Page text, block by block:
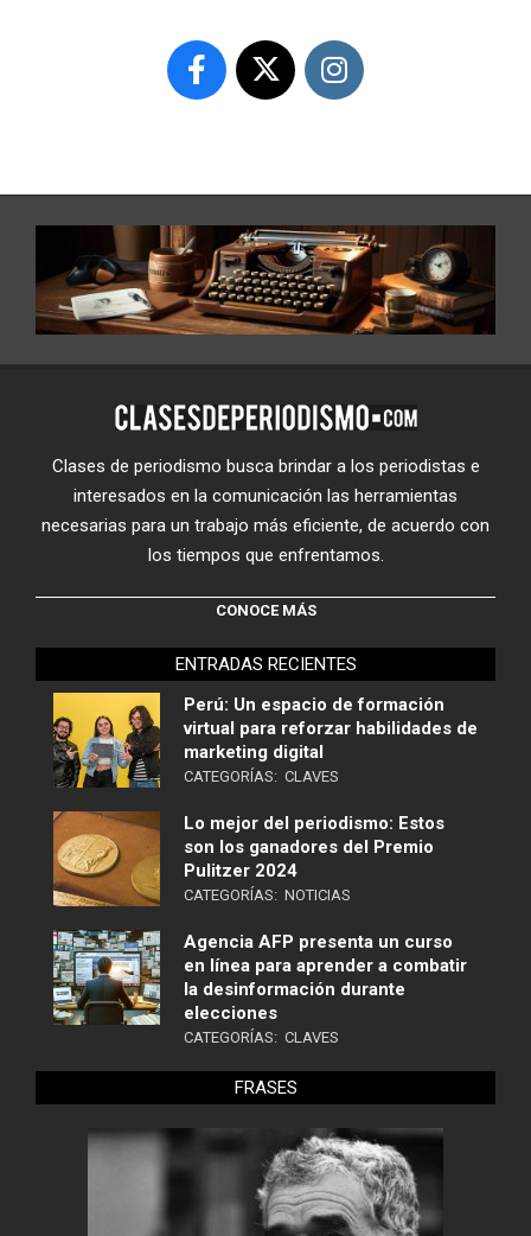
Clases de periodismo busca brindar a los periodistas e
interesados en la comunicación las herramientas
necesarias para un trabajo más eficiente, de acuerdo con
los tiempos que enfrentamos.
CONOCE MÁS
ENTRADAS RECIENTES
Perú: Un espacio de formación
virtual para reforzar habilidades de
marketing digital
CATEGORÍAS: CLAVES
Lo mejor del periodismo: Estos
son los ganadores del Premio
Pulitzer 2024
CATEGORÍAS: NOTICIAS
Agencia AFP presenta un curso
en línea para aprender a combatir
la desinformación durante
elecciones
CATEGORÍAS: CLAVES
FRASES